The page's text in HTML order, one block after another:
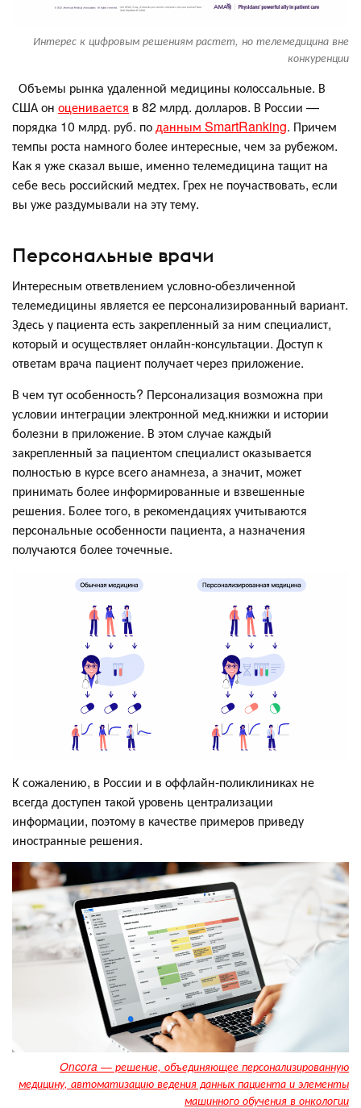
Интерес к цифровым решениям растет, но телемедицина вне
конкуренции
Объемы рынка удаленной медицины колоссальные. В
США он оценивается в 82 млрд. долларов. В России —
порядка 10 млрд. руб. поданным SmartRanking. Причем
темпы роста намного более интересные, чем за рубежом.
Как я уже сказал выше, именно телемедицина тащит на
себе весь российский медтех. Грех не поучаствовать, если
вы уже раздумывали на эту тему.
Персональные врачи
Интересным ответвлением условно-обезличенной
телемедицины является ее персонализированный вариант.
Здесь у пациента есть закрепленный за ним специалист,
который и осуществляет онлайн-консультации. Доступ к
ответам врача пациент получает через приложение.
В чем тут особенность? Персонализация возможна при
условии интеграции электронной мед.книжки и истории
болезни в приложение. В этом случае каждый
закрепленный за пациентом специалист оказывается
полностью в курсе всего анамнеза, а значит, может
принимать более информированные и взвешенные
решения. Более того, в рекомендациях учитываются
персональные особенности пациента, а назначения
получаются более точечные.
К сожалению, в России и в оффлайн-поликлиниках не
всегда доступен такой уровень централизации
информации, поэтому в качестве примеров приведу
иностранные решения.
Oncora — решение, объединяющее персонализированную
медицину, автоматизацию ведения данных пациента и элементы
машинного обучения в онкологии